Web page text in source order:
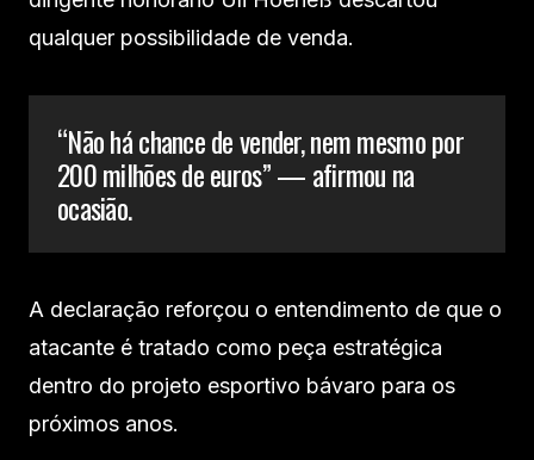
qualquer possibilidade de venda.
“Não há chance de vender, nem mesmo por
200 milhões de euros” — afirmou na
ocasião.
A declaração reforçou o entendimento de que o
atacante é tratado como peça estratégica
dentro do projeto esportivo bávaro para os
próximos anos.